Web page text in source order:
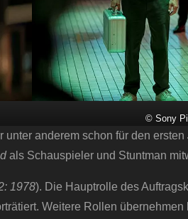
© Sony
unter anderem schon für den ersten
als Schauspieler und Stuntman
1978). Die Hauptrolle des
Weitere Rollen übernehmen